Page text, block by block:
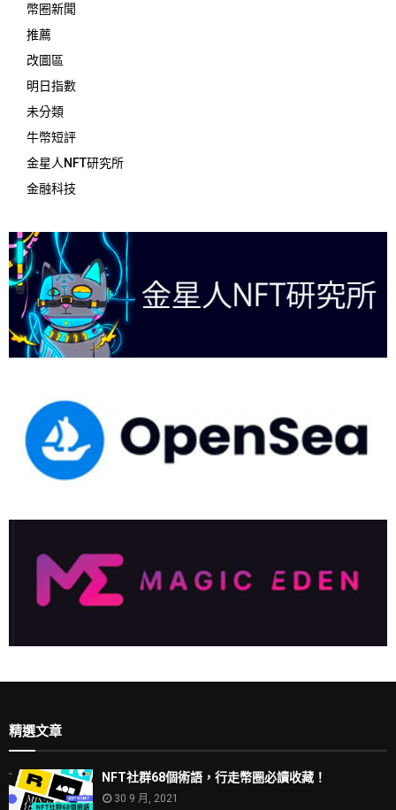
幣圈新聞
推薦
改圖區
明日指數
未分類
牛幣短評
金星人NFT研究所
金融科技
精選文章
NFT社群68個術語，行走幣圈必讀收藏！
30 9 月, 2021